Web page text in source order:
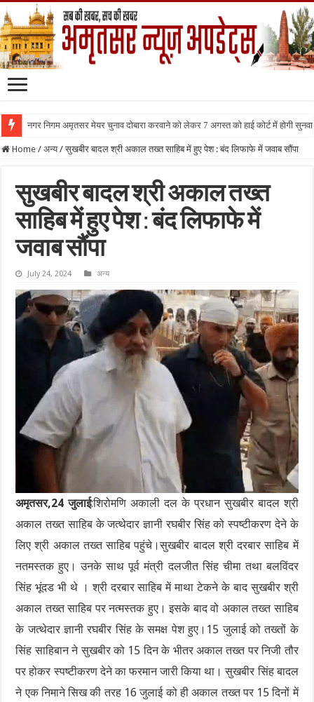
नगर निगम अमृतसर मेयर चुनाव दोबारा करवाने को लेकर 7 अगस्त को हाई कोर्ट में होगी
Home / अन्य / सुखबीर बादल श्री अकाल तख्त साहिब में हुए पेश : बंद लिफाफे में जवाब सौंपा
सुखबीर बादल श्री अकाल तख्त
साहिब में हुए पेश : बंद लिफाफे में
जवाब सौंपा
July 24, 2024 अन्य
अमृतसर,24 जुलाई:शिरोमणि अकाली दल के प्रधान सुखबीर बादल श्री
अकाल तख्त साहिब के जत्थेदार ज्ञानी रघबीर सिंह को स्पष्टीकरण देने के
लिए श्री अकाल तख्त साहिब पहुंचे।सुखबीर बादल श्री दरबार साहिब में
नतमस्तक हुए। उनके साथ पूर्व मंत्री दलजीत सिंह चीमा तथा बलविंदर
सिंह भूंदड भी थे । श्री दरबार साहिब में माथा टेकने के बाद सुखबीर श्री
अकाल तख्त साहिब पर नत्मस्तक हुए। इसके बाद वो अकाल तख्त साहिब
के जत्थेदार ज्ञानी रघबीर सिंह के समक्ष पेश हुए।15 जुलाई को तख्तों के
सिंह साहिबान ने सुखबीर को 15 दिन के भीतर अकाल तख्त पर निजी तौर
पर होकर स्पष्टीकरण देने का फरमान जारी किया था। सुखबीर सिंह बादल
ने एक निमाने सिख की तरह 16 जुलाई को ही अकाल तख्त पर 15 दिनों में